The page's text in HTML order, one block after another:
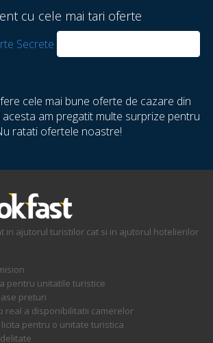
cu cele mai tari oferte
Secrete
cele mai bune oferte de cazare din
acesta am pregatit multe surprize pentru
ratati ofertele noastre!
in ajutorul turistilor cat si in ajutorul hotelierilor
pentru unitatile turistice
preturi
real a disponibilitatii camerelor
pentru o unitate turistica